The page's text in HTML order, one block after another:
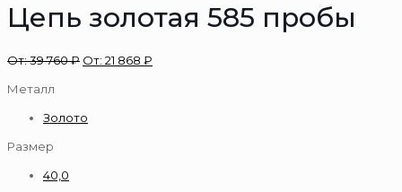
Цепь золотая 585 пробы
От:39 760₽ От: 21 868 ₽
Металл
Золото
Размер
40,0